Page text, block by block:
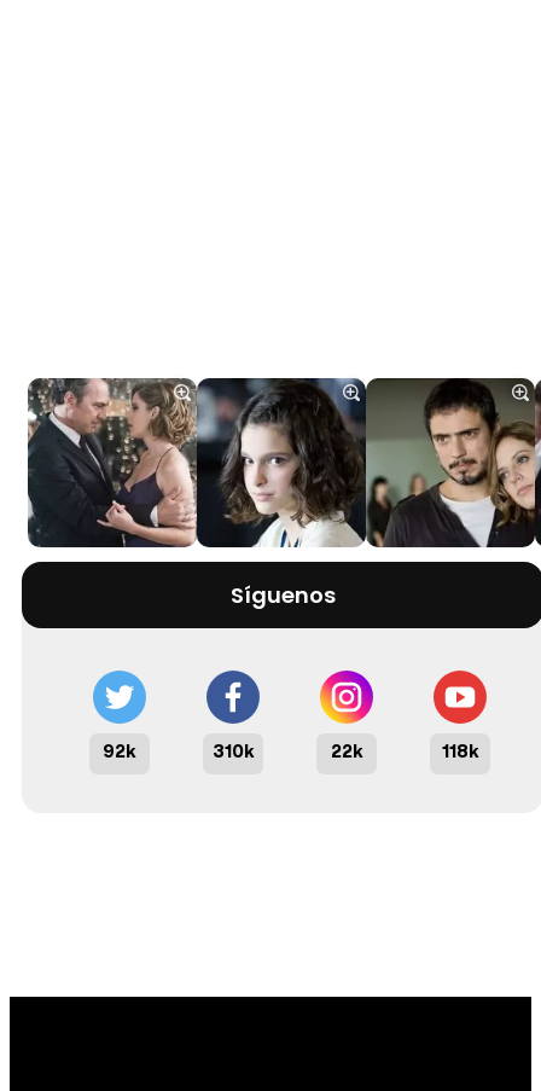
Síguenos
92k 310k 22k 118k